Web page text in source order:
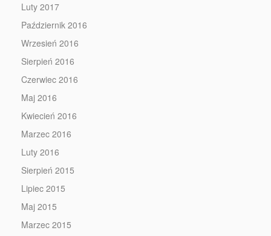
Luty 2017
Październik 2016
Wrzesień 2016
Sierpień 2016
Czerwiec 2016
Maj 2016
Kwiecień 2016
Marzec 2016
Luty 2016
Sierpień 2015
Lipiec 2015
Maj 2015
Marzec 2015